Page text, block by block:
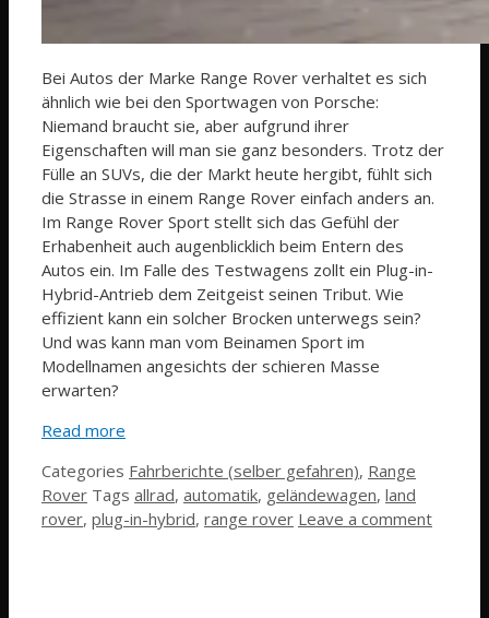
Bei Autos der Marke Range Rover verhaltet es sich
ähnlich wie bei den Sportwagen von Porsche:
Niemand braucht sie, aber aufgrund ihrer
Eigenschaften will man sie ganz besonders. Trotz der
Fülle an SUVs, die der Markt heute hergibt, fühlt sich
die Strasse in einem Range Rover einfach anders an.
Im Range Rover Sport stellt sich das Gefühl der
Erhabenheit auch augenblicklich beim Entern des
Autos ein. Im Falle des Testwagens zollt ein Plug-in-
Hybrid-Antrieb dem Zeitgeist seinen Tribut. Wie
effizient kann ein solcher Brocken unterwegs sein?
Und was kann man vom Beinamen Sport im
Modellnamen angesichts der schieren Masse
erwarten?
Read more
Categories Fahrberichte (selber gefahren), Range
Rover Tags allrad, automatik, geländewagen, land
rover, plug-in-hybrid, range rover Leave a comment